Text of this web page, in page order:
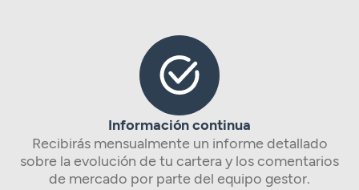
Información continua
Recibirás mensualmente un informe detallado
sobre la evolución de tu cartera y los comentarios
de mercado por parte del equipo gestor.